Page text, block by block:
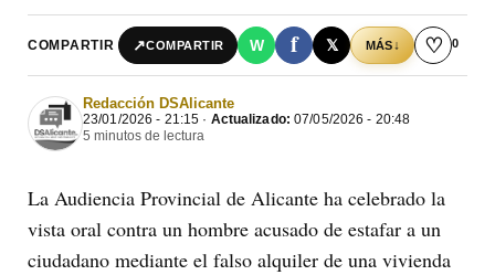
COMPARTIR ↗COMPARTIR W f 𝕏 MÁS↓ ♡ 0
Redacción DSAlicante
23/01/2026 - 21:15 · Actualizado: 07/05/2026 - 20:48
5 minutos de lectura
La Audiencia Provincial de Alicante ha celebrado la
vista oral contra un hombre acusado de estafar a un
ciudadano mediante el falso alquiler de una vivienda